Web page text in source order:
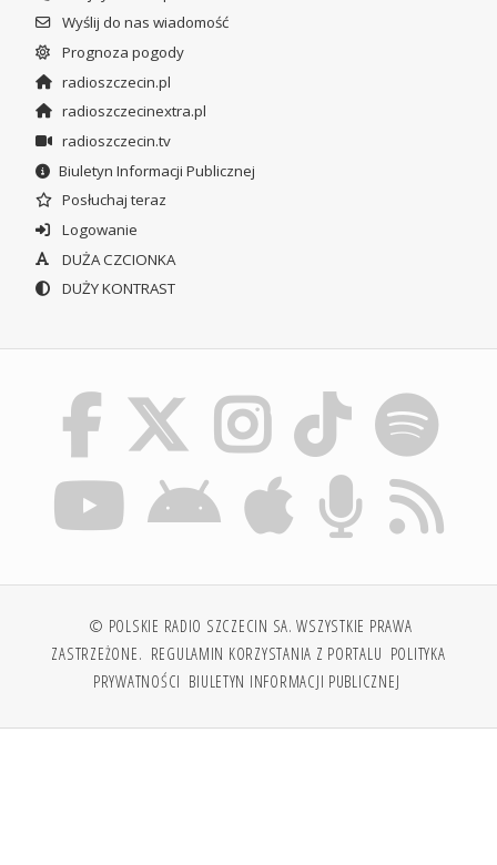
Wyślij do nas wiadomość
Prognoza pogody
radioszczecin.pl
radioszczecinextra.pl
radioszczecin.tv
Biuletyn Informacji Publicznej
Posłuchaj teraz
Logowanie
DUŻA CZCIONKA
DUŻY KONTRAST
© POLSKIE RADIO SZCZECIN SA. WSZYSTKIE PRAWA
ZASTRZEŻONE. REGULAMIN KORZYSTANIA Z PORTALU POLITYKA
PRYWATNOŚCI BIULETYN INFORMACJI PUBLICZNEJ